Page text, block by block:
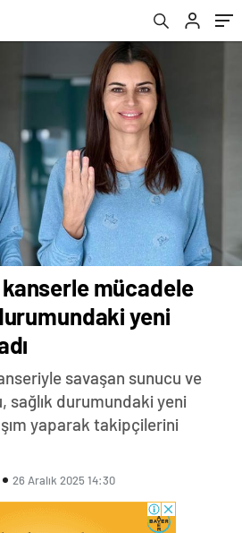
mücadele
yeni
savaşan sunucu ve
sağlık durumundaki yeni
yaparak takipçilerini
26 Aralık 2025 14:30